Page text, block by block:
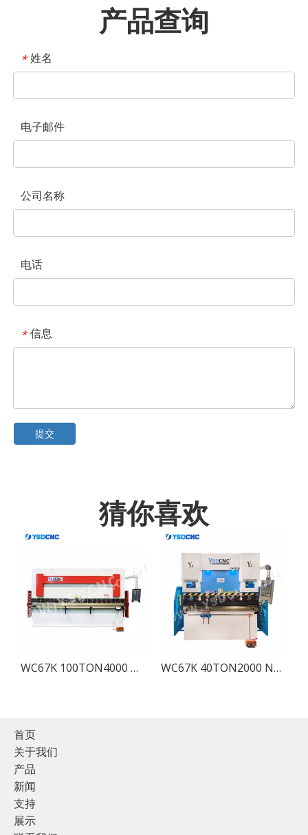
产品查询
* 姓名
电子邮件
公司名称
电话
* 信息
提交
猜你喜欢
WC67K 100TON4000 数控液压折弯机 E21 WC67K 40TON2000 NC液压压力机与E21
首页
关于我们
产品
新闻
支持
展示